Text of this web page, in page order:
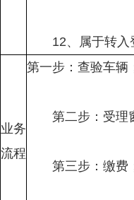
12、属于转入登
业务
流程
第一步：查验车辆
第二步：受理窗
第三步：缴费